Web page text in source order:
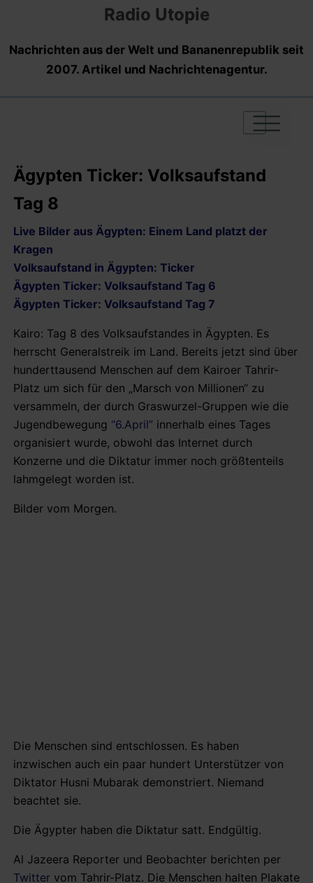
Radio Utopie
Nachrichten aus der Welt und Bananenrepublik seit
2007. Artikel und Nachrichtenagentur.
|
|
|
Ägypten Ticker: Volksaufstand
Tag 8
Live Bilder aus Ägypten: Einem Land platzt der
Kragen
Volksaufstand in Ägypten: Ticker
Ägypten Ticker: Volksaufstand Tag 6
Ägypten Ticker: Volksaufstand Tag 7
Kairo: Tag 8 des Volksaufstandes in Ägypten. Es
herrscht Generalstreik im Land. Bereits jetzt sind über
hunderttausend Menschen auf dem Kairoer Tahrir-
Platz um sich für den „Marsch von Millionen“ zu
versammeln, der durch Graswurzel-Gruppen wie die
Jugendbewegung “6.April” innerhalb eines Tages
organisiert wurde, obwohl das Internet durch
Konzerne und die Diktatur immer noch größtenteils
lahmgelegt worden ist.
Bilder vom Morgen.
Die Menschen sind entschlossen. Es haben
inzwischen auch ein paar hundert Unterstützer von
Diktator Husni Mubarak demonstriert. Niemand
beachtet sie.
Die Ägypter haben die Diktatur satt. Endgültig.
Al Jazeera Reporter und Beobachter berichten per
Twitter vom Tahrir-Platz. Die Menschen halten Plakate